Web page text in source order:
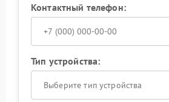
Контактный телефон:
Тип устройства:
Выберите тип устройства